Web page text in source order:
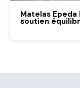
Matelas
soutien